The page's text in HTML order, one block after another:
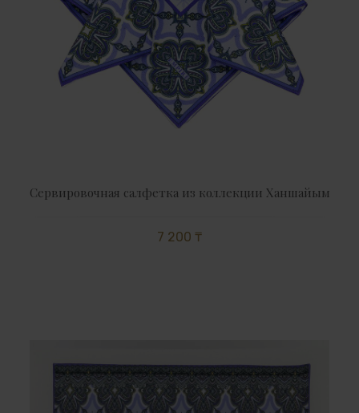
Сервировочная салфетка из коллекции Ханшайым
7 200 ₸